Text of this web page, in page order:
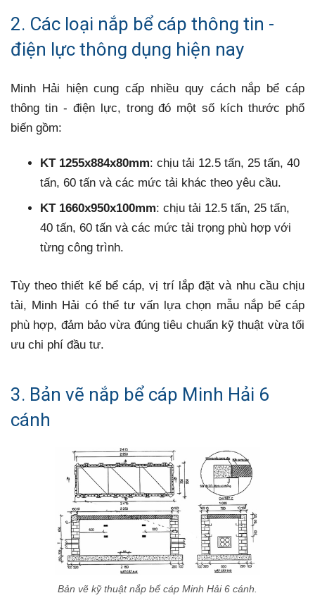
2. Các loại nắp bể cáp thông tin -
điện lực thông dụng hiện nay
Minh Hải hiện cung cấp nhiều quy cách nắp bể cáp
thông tin - điện lực, trong đó một số kích thước phổ
biến gồm:
KT 1255x884x80mm: chịu tải 12.5 tấn, 25 tấn, 40
tấn, 60 tấn và các mức tải khác theo yêu cầu.
KT 1660x950x100mm: chịu tải 12.5 tấn, 25 tấn,
40 tấn, 60 tấn và các mức tải trọng phù hợp với
từng công trình.
Tùy theo thiết kế bể cáp, vị trí lắp đặt và nhu cầu chịu
tải, Minh Hải có thể tư vấn lựa chọn mẫu nắp bể cáp
phù hợp, đảm bảo vừa đúng tiêu chuẩn kỹ thuật vừa tối
ưu chi phí đầu tư.
3. Bản vẽ nắp bể cáp Minh Hải 6
cánh
Bản vẽ kỹ thuật nắp bể cáp Minh Hải 6 cánh.